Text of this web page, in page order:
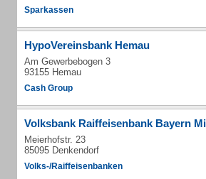
Sparkassen
HypoVereinsbank Hemau
Am Gewerbebogen 3
93155 Hemau
Cash Group
Volksbank Raiffeisenbank Bayern
Meierhofstr. 23
85095 Denkendorf
Volks-/Raiffeisenbanken